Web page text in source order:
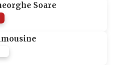
Soare